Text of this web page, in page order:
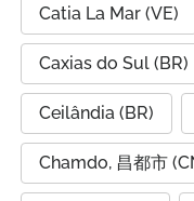
Catia La Mar (VE)
Caxias do Sul (BR)
Ceilândia (BR)
Chamdo, 昌都市